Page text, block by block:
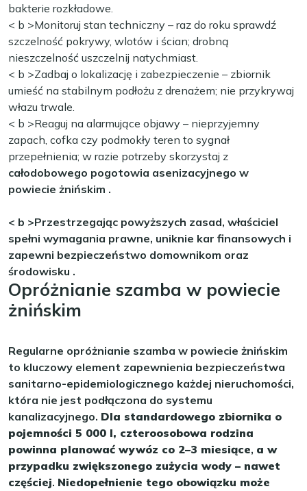
bakterie rozkładowe.
< b >Monitoruj stan techniczny – raz do roku sprawdź
szczelność pokrywy, wlotów i ścian; drobną
nieszczelność uszczelnij natychmiast.
< b >Zadbaj o lokalizację i zabezpieczenie – zbiornik
umieść na stabilnym podłożu z drenażem; nie przykrywaj
włazu trwale.
< b >Reaguj na alarmujące objawy – nieprzyjemny
zapach, cofka czy podmokły teren to sygnał
przepełnienia; w razie potrzeby skorzystaj z
całodobowego pogotowia asenizacyjnego w
powiecie żnińskim .
< b >Przestrzegając powyższych zasad, właściciel
spełni wymagania prawne, uniknie kar finansowych i
zapewni bezpieczeństwo domownikom oraz
środowisku .
Opróżnianie szamba w powiecie
żnińskim
Regularne opróżnianie szamba w powiecie żnińskim
to kluczowy element zapewnienia bezpieczeństwa
sanitarno-epidemiologicznego każdej nieruchomości,
która nie jest podłączona do systemu
kanalizacyjnego. Dla standardowego zbiornika o
pojemności 5 000 l, czteroosobowa rodzina
powinna planować wywóz co 2–3 miesiące, a w
przypadku zwiększonego zużycia wody – nawet
częściej. Niedopełnienie tego obowiązku może